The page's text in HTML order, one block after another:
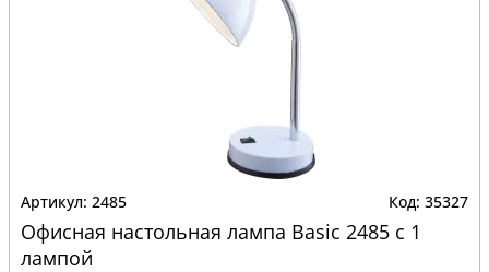
2485 35327
Офисная настольная лампа Basic 2485 с 1
лампой